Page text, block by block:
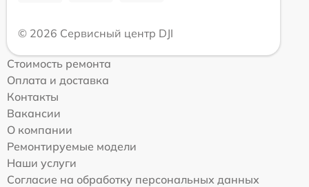
© 2026 Сервисный центр DJI
Стоимость ремонта
Оплата и доставка
Контакты
Вакансии
О компании
Ремонтируемые модели
Наши услуги
Согласие на обработку персональных данных